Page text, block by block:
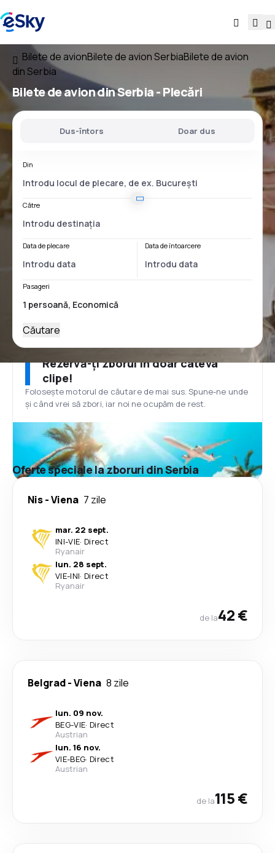
Bilete de avionBilete de avion SerbiaBilete de avion
din Serbia
Bilete de aviondin Serbia- Plecări
Dus-întors Doar dus
Din
Către
Data de plecare Data de întoarcere
Pasageri
Căutare
Rezervă-ți zborul în doar câteva
clipe!
Folosește motorul de căutare de mai sus. Spune-ne unde
și când vrei să zbori, iar noi ne ocupăm de rest.
Oferte speciale la zboruri din Serbia
Nis-Viena 7 zile
mar. 22 sept.
INI-VIE· Direct
Ryanair
lun. 28 sept.
VIE-INI· Direct
Ryanair
de la42 €
Belgrad-Viena 8 zile
lun. 09 nov.
BEG-VIE· Direct
Austrian
lun. 16 nov.
VIE-BEG· Direct
Austrian
de la115 €